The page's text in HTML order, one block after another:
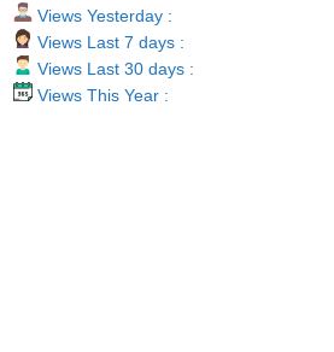
Views Yesterday :
Views Last 7 days :
Views Last 30 days :
Views This Year :